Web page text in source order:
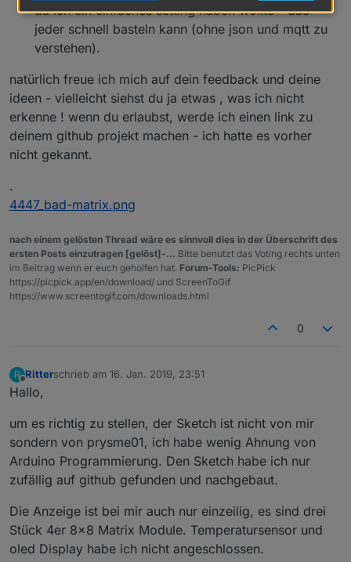
da ich ein einfaches setting haben wollte - das
jeder schnell basteln kann (ohne json und mqtt zu
verstehen).
natürlich freue ich mich auf dein feedback und deine
ideen - vielleicht siehst du ja etwas , was ich nicht
erkenne ! wenn du erlaubst, werde ich einen link zu
deinem github projekt machen - ich hatte es vorher
nicht gekannt.
.
4447_bad-matrix.png
nach einem gelösten Thread wäre es sinnvoll dies in der Überschrift des
ersten Posts einzutragen [gelöst]-... Bitte benutzt das Voting rechts unten
im Beitrag wenn er euch geholfen hat. Forum-Tools: PicPick
https://picpick.app/en/download/ und ScreenToGif
https://www.screentogif.com/downloads.html
0
R
Offline
Ritterschrieb am 16. Jan. 2019, 23:51
zuletzt editiert von
Hallo,
um es richtig zu stellen, der Sketch ist nicht von mir
sondern von prysme01, ich habe wenig Ahnung von
Arduino Programmierung. Den Sketch habe ich nur
zufällig auf github gefunden und nachgebaut.
Die Anzeige ist bei mir auch nur einzeilig, es sind drei
Stück 4er 8x8 Matrix Module. Temperatursensor und
oled Display habe ich nicht angeschlossen.